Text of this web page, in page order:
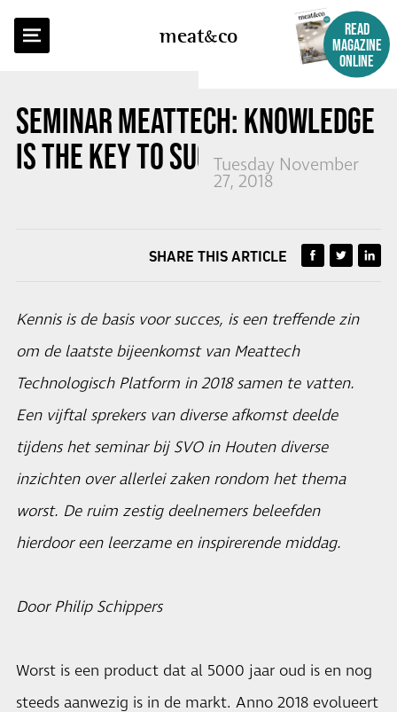
meatco
READ
MAGAZINE
ONLINE
SEMINAR MEATTECH: KNOWLEDGE
IS THE KEY TO SUCCESSTuesday November
27, 2018
BACK TO OVERVIEW
SHARE THIS ARTICLE
Kennis is de basis voor succes, is een treffende zin
om de laatste bijeenkomst van Meattech
Technologisch Platform in 2018 samen te vatten.
Een vijftal sprekers van diverse afkomst deelde
tijdens het seminar bij SVO in Houten diverse
inzichten over allerlei zaken rondom het thema
worst. De ruim zestig deelnemers beleefden
hierdoor een leerzame en inspirerende middag.
Door Philip Schippers
Worst is een product dat al 5000 jaar oud is en nog
steeds aanwezig is in de markt. Anno 2018 evolueert